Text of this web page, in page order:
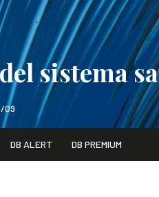
sistema
09
WEBINAR / 1° Ottobre
DB ALERT DB PREMIUM